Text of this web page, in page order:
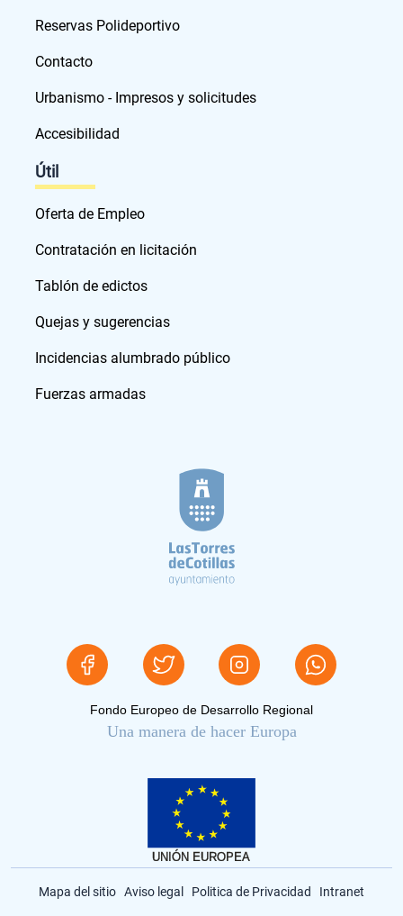
Reservas Polideportivo
Contacto
Urbanismo - Impresos y solicitudes
Accesibilidad
Útil
Oferta de Empleo
Contratación en licitación
Tablón de edictos
Quejas y sugerencias
Incidencias alumbrado público
Fuerzas armadas
Fondo Europeo de Desarrollo Regional
Una manera de hacer Europa
Mapa del sitio Aviso legal Politica de Privacidad Intranet